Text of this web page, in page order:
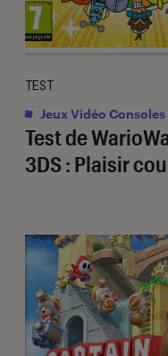
Test de
3DS : Plaisir
TEST
Jeux Vidéo Consoles